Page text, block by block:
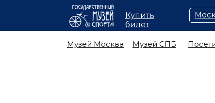
Музей Москва Музей СПБ
Купить
билет